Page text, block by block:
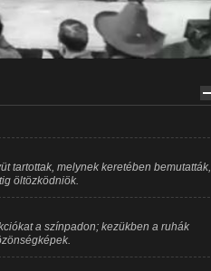
tartottak, melynek keretében bemutatták,
öltözködniök.
a színpadon; kezükben a ruhák